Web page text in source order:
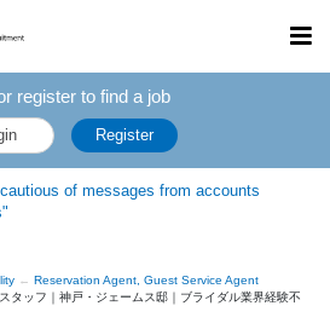
register to find a job
Register
of messages from accounts
Reservation Agent, Guest Service Agent
タッフ｜神戸・ジェームス邸｜ブライダル業界経験不